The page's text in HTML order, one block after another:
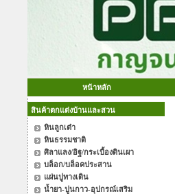
หน้าหลัก
สินค้าตกแต่งบ้านและสวน
หินลูกเต๋า
หินธรรมชาติ
ศิลาแลง/อิฐ/กระเบื้องดินเผา
บล็อก/บล็อคประสาน
แผ่นปูทางเดิน
น้ำยา-ปูนกาว-อุปกรณ์เสริม